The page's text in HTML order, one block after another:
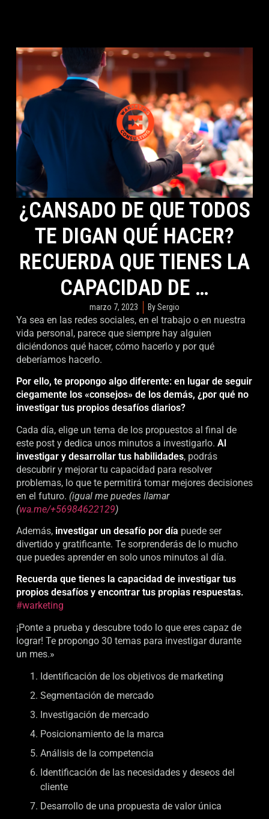
¿CANSADO DE QUE TODOS
TE DIGAN QUÉ HACER?
RECUERDA QUE TIENES LA
CAPACIDAD DE …
marzo 7, 2023 BySergio
Ya sea en las redes sociales, en el trabajo o en nuestra
vida personal, parece que siempre hay alguien
diciéndonos qué hacer, cómo hacerlo y por qué
deberíamos hacerlo.
Por ello, te propongo algo diferente: en lugar de seguir
ciegamente los «consejos» de los demás, ¿por qué no
investigar tus propios desafíos diarios?
Cada día, elige un tema de los propuestos al final de
este post y dedica unos minutos a investigarlo. Al
investigar y desarrollar tus habilidades, podrás
descubrir y mejorar tu capacidad para resolver
problemas, lo que te permitirá tomar mejores decisiones
en el futuro. (igual me puedes llamar
(wa.me/+56984622129)
Además, investigar un desafío por día puede ser
divertido y gratificante. Te sorprenderás de lo mucho
que puedes aprender en solo unos minutos al día.
Recuerda que tienes la capacidad de investigar tus
propios desafíos y encontrar tus propias respuestas.
#warketing
¡Ponte a prueba y descubre todo lo que eres capaz de
lograr! Te propongo 30 temas para investigar durante
un mes.»
Identificación de los objetivos de marketing
Segmentación de mercado
Investigación de mercado
Posicionamiento de la marca
Análisis de la competencia
Identificación de las necesidades y deseos del
cliente
Desarrollo de una propuesta de valor única